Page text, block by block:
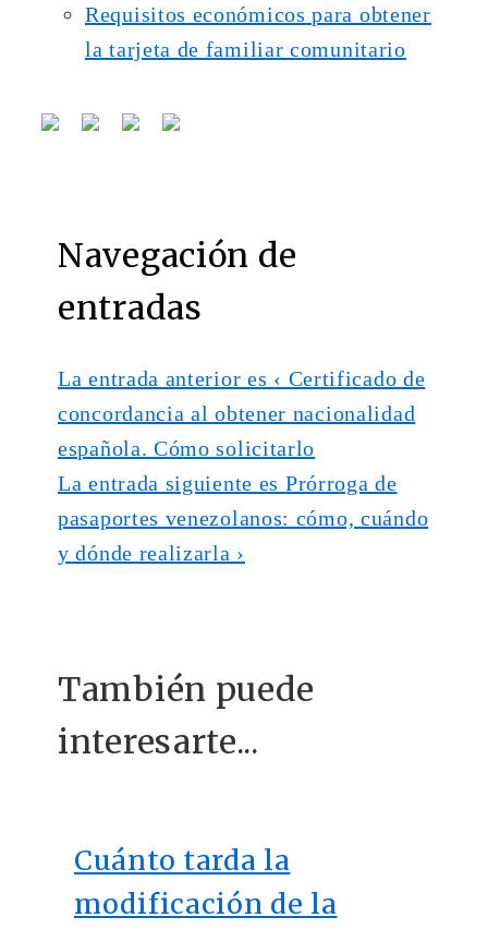
Requisitos económicos para obtener
la tarjeta de familiar comunitario
Navegación de
entradas
La entrada anterior es ‹ Certificado de
concordancia al obtener nacionalidad
española. Cómo solicitarlo
La entrada siguiente es Prórroga de
pasaportes venezolanos: cómo, cuándo
y dónde realizarla ›
También puede
interesarte...
Cuánto tarda la
modificación de la